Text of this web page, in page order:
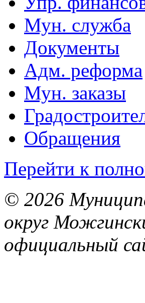
Мун. служба
Документы
Адм. реформа
Мун. заказы
Обращения
Перейти к
© 2026
округ
официальный